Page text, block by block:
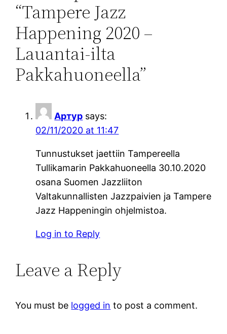
“Tampere Jazz
Happening 2020 –
Lauantai-ilta
Pakkahuoneella”
Артур says:
02/11/2020 at 11:47
Tunnustukset jaettiin Tampereella
Tullikamarin Pakkahuoneella 30.10.2020
osana Suomen Jazzliiton
Valtakunnallisten Jazzpaivien ja Tampere
Jazz Happeningin ohjelmistoa.
Log in to Reply
Leave a Reply
You must be logged in to post a comment.